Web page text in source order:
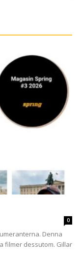
0
Denna
filmer dessutom. Gillar